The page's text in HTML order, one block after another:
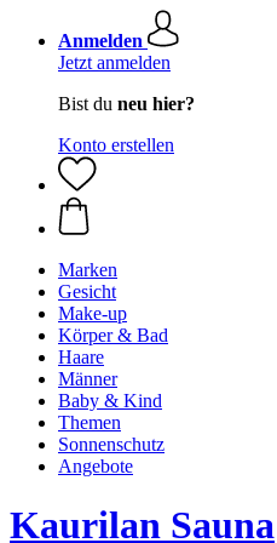
Anmelden
Jetzt anmelden
Bist du neu hier?
Konto erstellen
Marken
Gesicht
Make-up
Körper & Bad
Haare
Männer
Baby & Kind
Themen
Sonnenschutz
Angebote
Kaurilan Sauna